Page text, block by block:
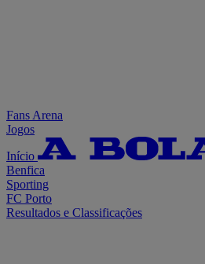
Fans Arena
Jogos
Início
Benfica
Sporting
FC Porto
Resultados e Classificações